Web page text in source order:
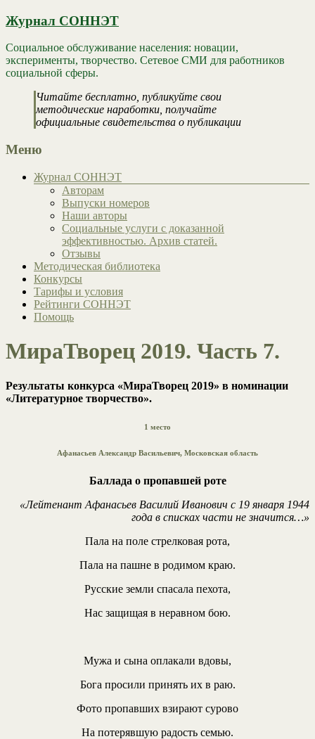
Журнал СОННЭТ
Социальное обслуживание населения: новации,
эксперименты, творчество. Сетевое СМИ для работников
социальной сферы.
Читайте бесплатно, публикуйте свои
методические наработки, получайте
официальные свидетельства о публикации
Меню
Журнал СОННЭТ
Авторам
Выпуски номеров
Наши авторы
Социальные услуги с доказанной
эффективностью. Архив статей.
Отзывы
Методическая библиотека
Конкурсы
Тарифы и условия
Рейтинги СОННЭТ
Помощь
МираТворец 2019. Часть 7.
Результаты конкурса «МираТворец 2019» в номинации
«Литературное творчество».
1 место
Афанасьев Александр Васильевич, Московская область
Баллада о пропавшей роте
«Лейтенант Афанасьев Василий Иванович с 19 января 1944
года в списках части не значится…»
Пала на поле стрелковая рота,
Пала на пашне в родимом краю.
Русские земли спасала пехота,
Нас защищая в неравном бою.
Мужа и сына оплакали вдовы,
Бога просили принять их в раю.
Фото пропавших взирают сурово
На потерявшую радость семью.